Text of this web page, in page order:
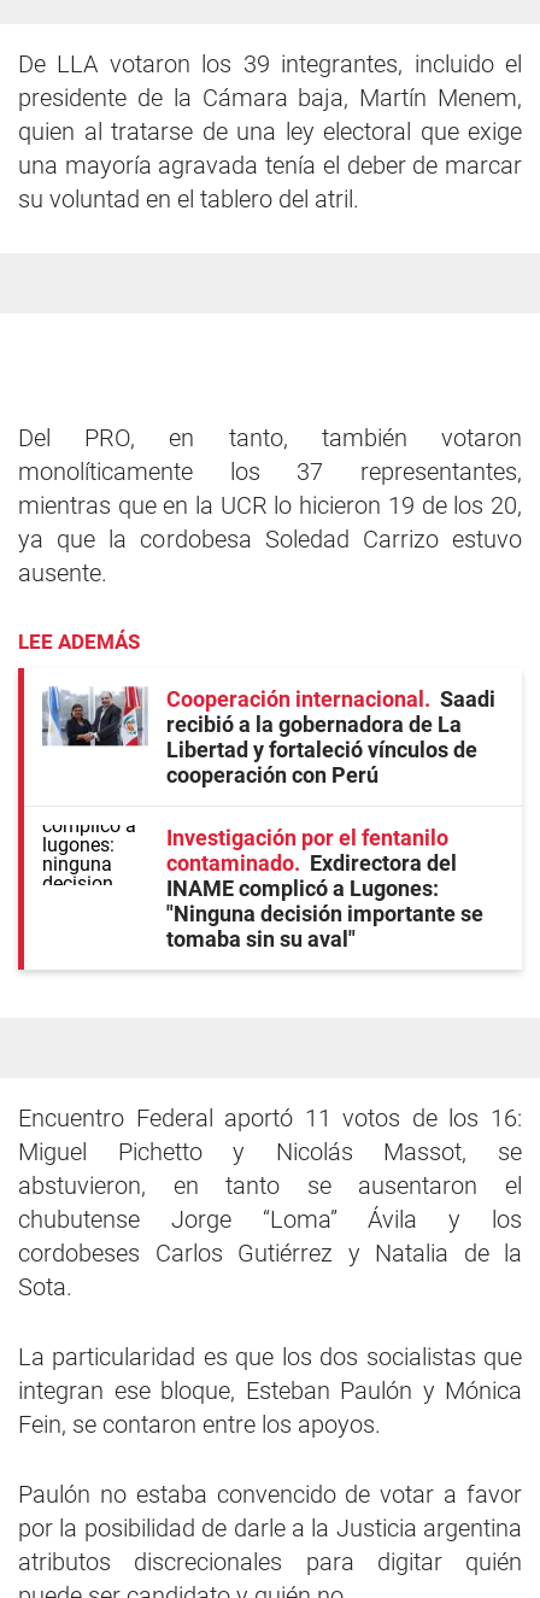
De LLA votaron los 39 integrantes, incluido el
presidente de la Cámara baja, Martín Menem,
quien al tratarse de una ley electoral que exige
una mayoría agravada tenía el deber de marcar
su voluntad en el tablero del atril.
Del PRO, en tanto, también votaron
monolíticamente los 37 representantes,
mientras que en la UCR lo hicieron 19 de los 20,
ya que la cordobesa Soledad Carrizo estuvo
ausente.
LEE ADEMÁS
Cooperación internacional
Saadi
recibió a la gobernadora de La
Libertad y fortaleció vínculos de
cooperación con Perú
Investigación por el fentanilo
contaminado
Exdirectora del
INAME complicó a Lugones:
"Ninguna decisión importante se
tomaba sin su aval"
Encuentro Federal aportó 11 votos de los 16:
Miguel Pichetto y Nicolás Massot, se
abstuvieron, en tanto se ausentaron el
chubutense Jorge “Loma” Ávila y los
cordobeses Carlos Gutiérrez y Natalia de la
Sota.
La particularidad es que los dos socialistas que
integran ese bloque, Esteban Paulón y Mónica
Fein, se contaron entre los apoyos.
Paulón no estaba convencido de votar a favor
por la posibilidad de darle a la Justicia argentina
atributos discrecionales para digitar quién